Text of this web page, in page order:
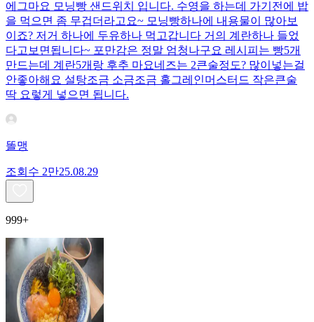
에그마요 모닝빵 샌드위치 입니다. 수영을 하는데 가기전에 밥
을 먹으면 좀 무겁더라고요~ 모닝빵하나에 내용물이 많아보
이죠? 저거 하나에 두유하나 먹고갑니다 거의 계란하나 들었
다고보면됩니다~ 포만감은 정말 엄청나구요 레시피는 빵5개
만드는데 계란5개랑 후추 마요네즈는 2큰술정도? 많이넣는걸
안좋아해요 설탕조금 소금조금 홀그레인머스터드 작은큰술
딱 요렇게 넣으면 됩니다.
똘맹
조회수 2만25.08.29
999+